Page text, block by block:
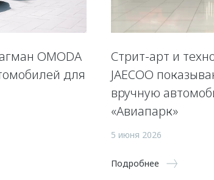
OMODA
для
Стрит-арт и
JAECOO
вручную
«Авиапарк»
5 июня 2026
Подробнее